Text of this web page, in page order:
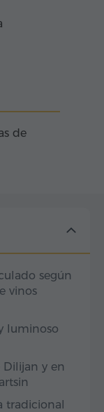
de
según
vinos
luminoso
Dilijan y en
tradicional